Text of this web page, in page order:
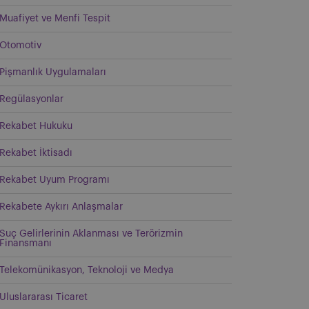
Muafiyet ve Menfi Tespit
Otomotiv
Pişmanlık Uygulamaları
Regülasyonlar
Rekabet Hukuku
Rekabet İktisadı
Rekabet Uyum Programı
Rekabete Aykırı Anlaşmalar
Suç Gelirlerinin Aklanması ve Terörizmin
Finansmanı
Telekomünikasyon, Teknoloji ve Medya
Uluslararası Ticaret